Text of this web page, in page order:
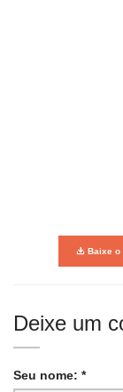
Baixe o
Deixe um
Seu nome: *